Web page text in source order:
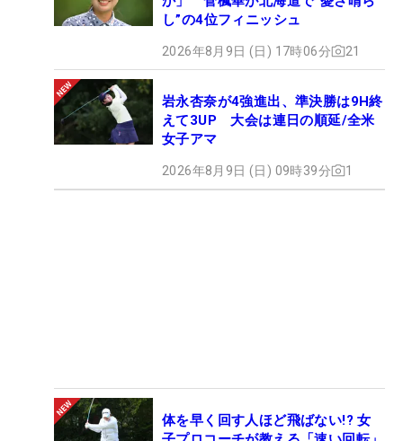
し”の4位フィニッシュ
2026年8月9日 (日) 17時06分 21
岩永杏奈が4強進出、準決勝は9H終
えて3UP 大会は連日の順延/全米
女子アマ
2026年8月9日 (日) 09時39分 1
体を早く回す人ほど飛ばない!? 女